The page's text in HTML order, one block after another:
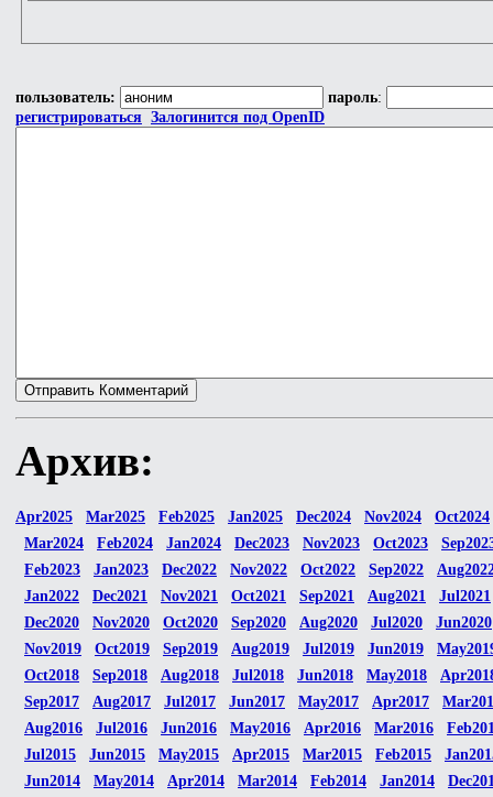
пользователь: пароль:
регистрироваться Залогинится под OpenID
Архив:
Apr2025 Mar2025 Feb2025 Jan2025 Dec2024 Nov2024
Oct2024
Mar2024
Feb2024 Jan2024 Dec2023 Nov2023 Oct2023
Feb2023
Jan2023 Dec2022 Nov2022 Oct2022 Sep2022
Jan2022
Dec2021 Nov2021 Oct2021 Sep2021 Aug2021
Jul2021
Dec2020
Nov2020 Oct2020 Sep2020 Aug2020 Jul2020
Jun2020
Nov2019
Oct2019 Sep2019 Aug2019 Jul2019 Jun2019
Oct2018
Sep2018 Aug2018 Jul2018 Jun2018 May2018
Sep2017
Aug2017 Jul2017 Jun2017 May2017 Apr2017
Aug2016
Jul2016 Jun2016 May2016 Apr2016 Mar2016
Jul2015
Jun2015 May2015 Apr2015 Mar2015 Feb2015
Jun2014
May2014 Apr2014 Mar2014 Feb2014 Jan2014